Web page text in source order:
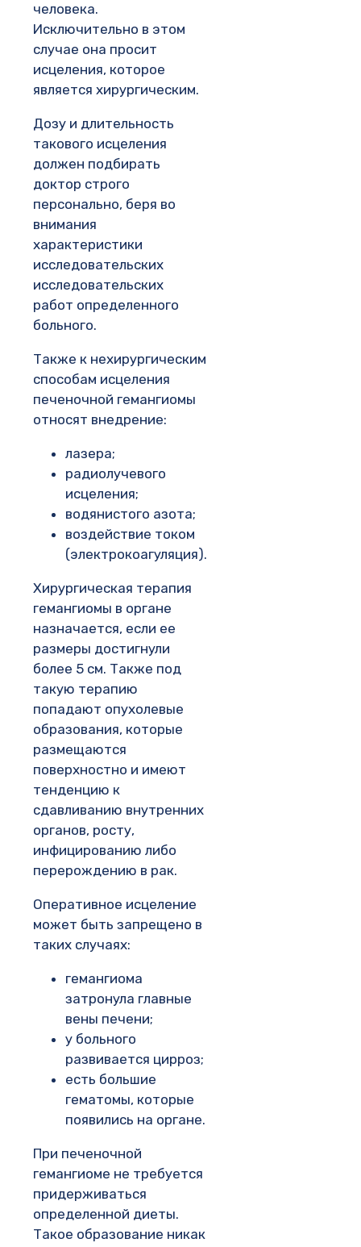
человека.
Исключительно в этом
случае она просит
исцеления, которое
является хирургическим.
Дозу и длительность
такового исцеления
должен подбирать
доктор строго
персонально, беря во
внимания
характеристики
исследовательских
исследовательских
работ определенного
больного.
Также к нехирургическим
способам исцеления
печеночной гемангиомы
относят внедрение:
лазера;
радиолучевого
исцеления;
водянистого азота;
воздействие током
(электрокоагуляция).
Хирургическая терапия
гемангиомы в органе
назначается, если ее
размеры достигнули
более 5 см. Также под
такую терапию
попадают опухолевые
образования, которые
размещаются
поверхностно и имеют
тенденцию к
сдавливанию внутренних
органов, росту,
инфицированию либо
перерождению в рак.
Оперативное исцеление
может быть запрещено в
таких случаях:
гемангиома
затронула главные
вены печени;
у больного
развивается цирроз;
есть большие
гематомы, которые
появились на органе.
При печеночной
гемангиоме не требуется
придерживаться
определенной диеты.
Такое образование никак